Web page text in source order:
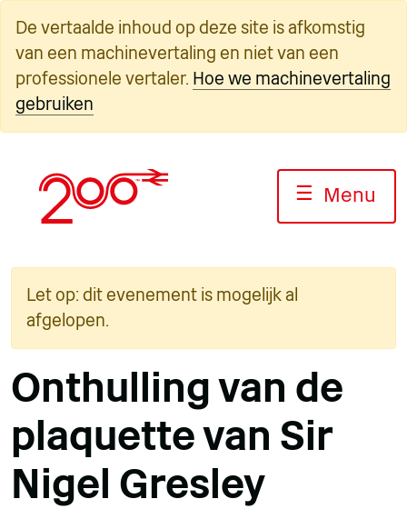
naar
inhoud
De vertaalde inhoud op deze site is afkomstig
van een machinevertaling en niet van een
professionele vertaler. Hoe we machinevertaling
gebruiken
☰ Menu
Let op: dit evenement is mogelijk al
afgelopen.
Onthulling van de
plaquette van Sir
Nigel Gresley